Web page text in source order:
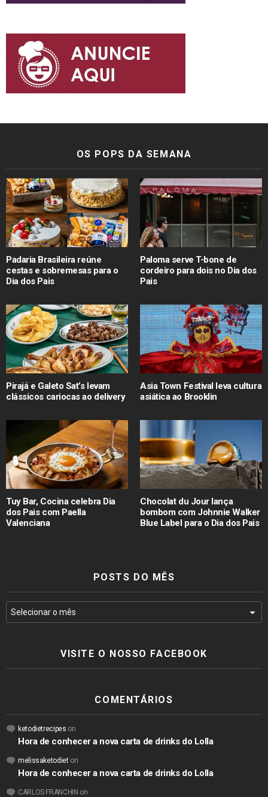
OS POPS DA SEMANA
Padaria Brasileira reúne
cestas e sobremesas para o
Dia dos Pais
Paloma serve T-bone de
cordeiro para dois no Dia dos
Pais
Pirajá e Galeto Sat’s levam
clássicos cariocas ao delivery
Asia Town Festival leva cultura
asiática ao Brooklin
Tuy Bar, Cocina celebra Dia
dos Pais com Paella
Valenciana
Chocolat du Jour lança
bombom com Johnnie Walker
Blue Label para o Dia dos Pais
POSTS DO MÊS
VISITE O NOSSO FACEBOOK
COMENTÁRIOS
ketodietrecipes on
Hora de conhecer a nova carta de drinks do Lolla
melissaketodieton
Hora de conhecer a nova carta de drinks do Lolla
CARLOS FRANCHIN on